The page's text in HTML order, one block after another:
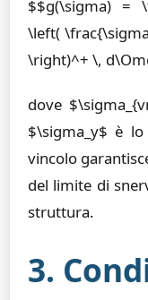
$$g(\sigma) =
\left(
\right)^+ \,
dove
$\sigma_y$ è
vincolo
del limite di
struttura.
3.